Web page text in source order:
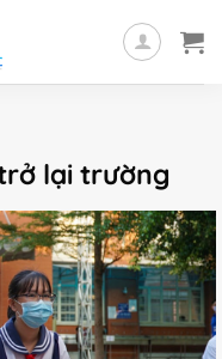
lại trường